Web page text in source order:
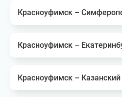
Красноуфимск –
Красноуфимск –
Красноуфимск –